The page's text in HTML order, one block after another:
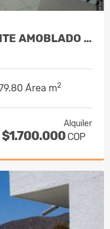
APARTAMENTO TOTALMENTE AMOBLADO 79.8…
Área m2
Alquiler
$1.700.000 COP